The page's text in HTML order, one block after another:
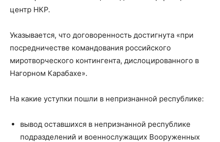
центр НКР.
Указывается, что договоренность достигнута «при
посредничестве командования российского
миротворческого контингента, дислоцированного в
Нагорном Карабахе».
На какие уступки пошли в непризнанной республике:
вывод оставшихся в непризнанной республике
подразделений и военнослужащих Вооруженных